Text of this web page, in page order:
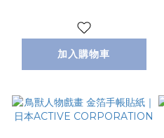
加入購物車